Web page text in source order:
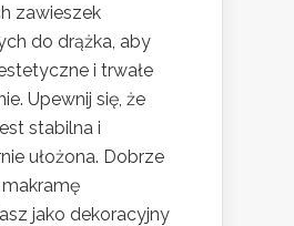
zawieszek
do drążka, aby
i trwałe
Upewnij się, że
stabilna i
ułożona. Dobrze
jako dekoracyjny